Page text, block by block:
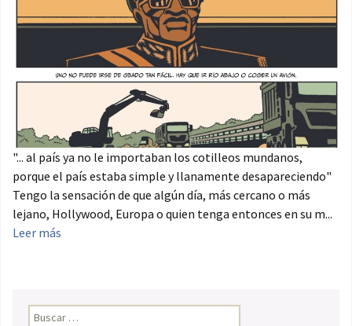
"... al país ya no le importaban los cotilleos mundanos,
porque el país estaba simple y llanamente desapareciendo"
Tengo la sensación de que algún día, más cercano o más
lejano, Hollywood, Europa o quien tenga entonces en su m...
Leer más
Buscar: